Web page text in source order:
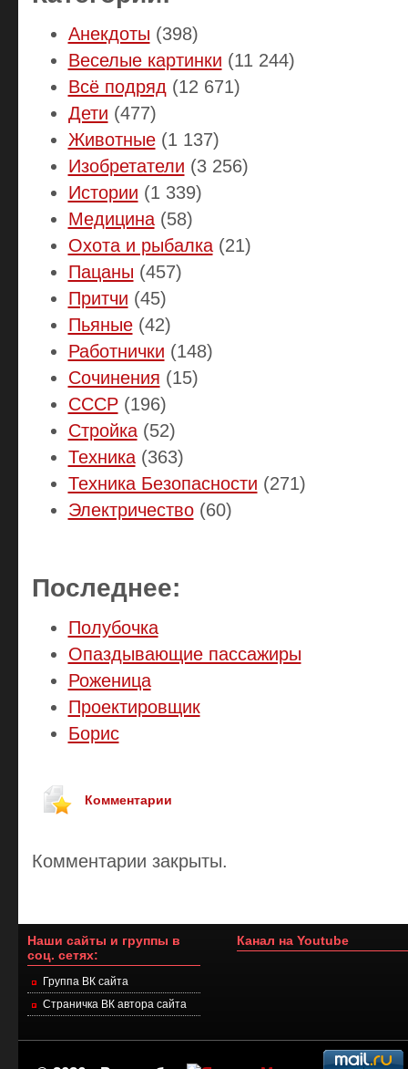
Анекдоты (398)
Веселые картинки (11 244)
Всё подряд (12 671)
Дети (477)
Животные(1 137)
Изобретатели (3 256)
Истории (1 339)
Медицина(58)
Охота и рыбалка(21)
Пацаны (457)
Притчи (45)
Пьяные(42)
Работнички (148)
Сочинения (15)
СССР(196)
Стройка(52)
Техника(363)
Техника Безопасности (271)
Электричество(60)
Последнее:
Полубочка
Опаздывающие пассажиры
Роженица
Проектировщик
Борис
Комментарии
Комментарии закрыты.
Наши сайты и группы в
соц. сетях:
Группа ВК сайта
Страничка ВК автора сайта
Канал на Youtube